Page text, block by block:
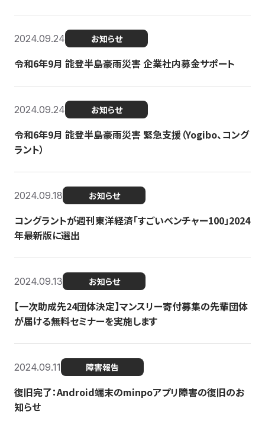
2024.09.24 お知らせ
令和6年9月 能登半島豪雨災害 企業社内募金サポート
2024.09.24 お知らせ
令和6年9月 能登半島豪雨災害 緊急支援（Yogibo、コング
ラント）
2024.09.18 お知らせ
コングラントが週刊東洋経済「すごいベンチャー100」2024
年最新版に選出
2024.09.13 お知らせ
【一次助成先24団体決定】マンスリー寄付募集の先輩団体
が届ける無料セミナーを実施します
2024.09.11 障害報告
復旧完了：Android端末のminpoアプリ障害の復旧のお
知らせ